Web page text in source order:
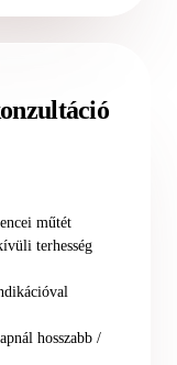
műtét
terhesség
hosszabb /